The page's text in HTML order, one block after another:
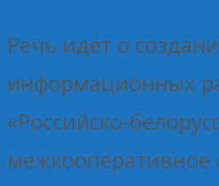
Речь идёт о
информационных
«Российско-
межкооперативное